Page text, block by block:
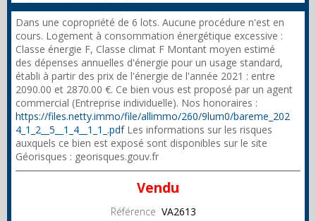
Dans une copropriété de 6 lots. Aucune procédure n'est en
cours. Logement à consommation énergétique excessive :
Classe énergie F, Classe climat F Montant moyen estimé
des dépenses annuelles d'énergie pour un usage standard,
établi à partir des prix de l'énergie de l'année 2021 : entre
2090.00 et 2870.00 €. Ce bien vous est proposé par un agent
commercial (Entreprise individuelle). Nos honoraires :
https://files.netty.immo/file/allimmo/260/9lum0/bareme_202
4_1_2__5__1_4__1_1_.pdfLes informations sur les risques
auxquels ce bien est exposé sont disponibles sur le site
Géorisques : georisques.gouv.fr
Vendu
Référence VA2613